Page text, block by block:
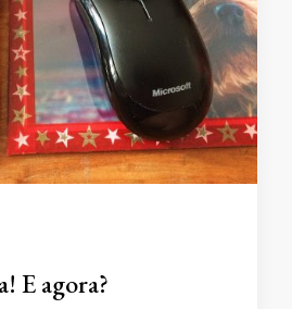
E agora?